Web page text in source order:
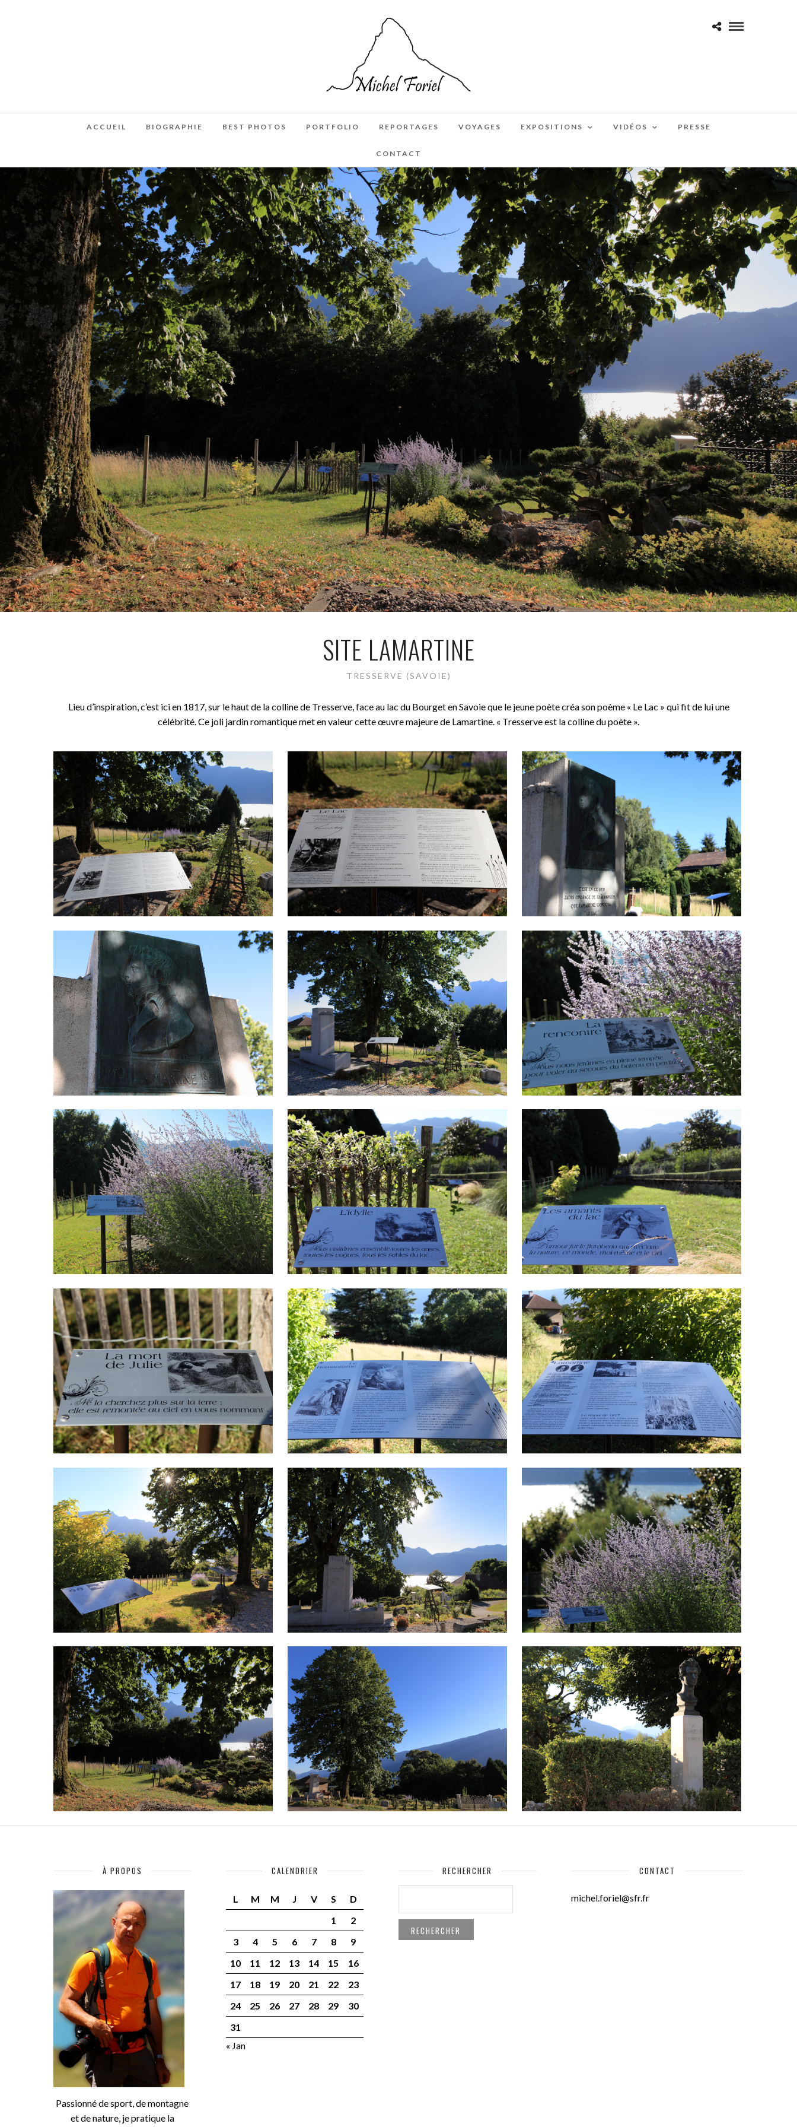
ACCUEIL BIOGRAPHIE BEST PHOTOS PORTFOLIO REPORTAGES VOYAGES EXPOSITIONS VIDÉOS PRESSE
CONTACT
SITE LAMARTINE
TRESSERVE (SAVOIE)
Lieu d’inspiration, c’est ici en 1817, sur le haut de la colline de Tresserve, face au lac du Bourget en Savoie que le jeune poète créa son poème « Le Lac » qui fit de lui une
célébrité. Ce joli jardin romantique met en valeur cette œuvre majeure de Lamartine. « Tresserve est la colline du poète ».
À PROPOS
Passionné de sport, de montagne
et de nature, je pratique la
CALENDRIER
L M M J V S
D
1
2
3
4 5 6 7 8
9
10
11 12 13 14 15
16
17
18 19 20 21 22
23
24
25 26 27 28 29
30
31
« Jan
RECHERCHER
CONTACT
michel.foriel@sfr.fr